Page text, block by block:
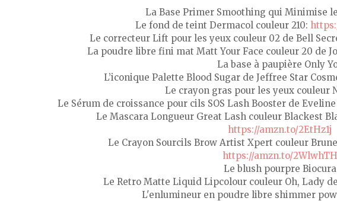
La Base Primer Smoothing qui Minimise
Le fond de teint Dermacol couleur 210:
Le correcteur Lift pour les yeux couleur 02 de Bell
La poudre libre fini mat Matt Your Face couleur 20 de
La base à paupière Only
L’iconique Palette Blood Sugar de Jeffree Star
Le crayon gras pour les yeux couleur
Le Sérum de croissance pour cils SOS Lash Booster de
Le Mascara Longueur Great Lash couleur Blackest
https://amzn.to/2EtHz1j
Le Crayon Sourcils Brow Artist Xpert couleur
https://amzn.to/2WlwhTH
Le blush pourpre Biocura
Le Retro Matte Liquid Lipcolour couleur Oh, Lady
L'enlumineur en poudre libre shimmer